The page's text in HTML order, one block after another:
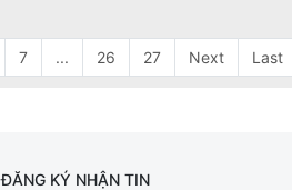
7 ... 26 27 Next Last
ĐĂNG KÝ NHẬN TIN